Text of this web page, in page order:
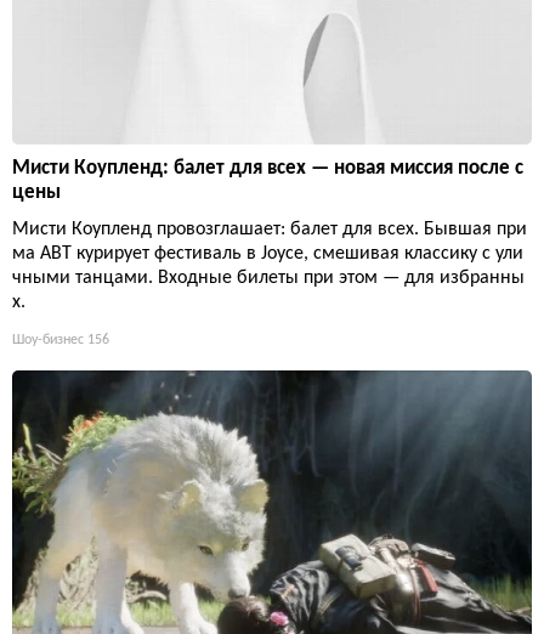
Мисти Коупленд: балет для всех — новая миссия после с
цены
Мисти Коупленд провозглашает: балет для всех. Бывшая при
ма ABT курирует фестиваль в Joyce, смешивая классику с ули
чными танцами. Входные билеты при этом — для избранны
х.
Шоу-бизнес 156